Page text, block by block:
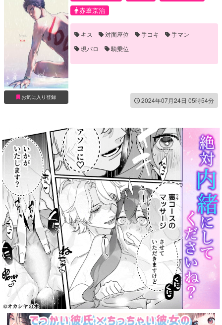
お気に入り登録
赤葦京治
キス 対面座位 手コキ
手マン
現パロ
騎乗位
2024年07月24日 05時54分